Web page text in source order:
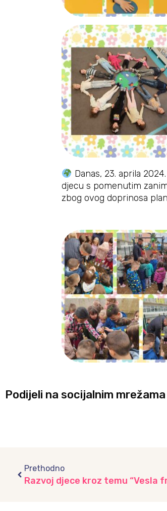
Danas, 23. aprila
djecu s pomenutim
zbog ovog doprinosa
Podijeli na socijalnim mrežama
Prethodno